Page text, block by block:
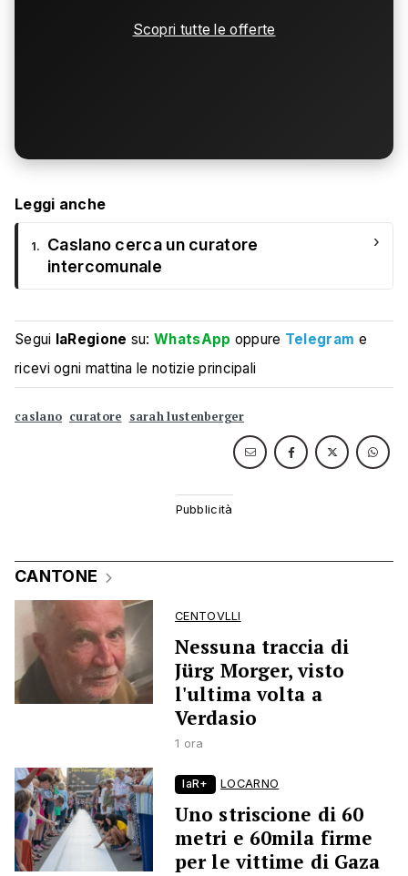
Scopri tutte le offerte
Leggi anche
1.
Caslano cerca un curatore
intercomunale
›
Segui laRegione su:WhatsApp oppure Telegram e
ricevi ogni mattina le notizie principali
caslano curatore sarah lustenberger
CANTONE
CENTOVLLI
Nessuna traccia di
Jürg Morger, visto
l'ultima volta a
Verdasio
1 ora
laR+ LOCARNO
Uno striscione di 60
metri e 60mila firme
per le vittime di Gaza